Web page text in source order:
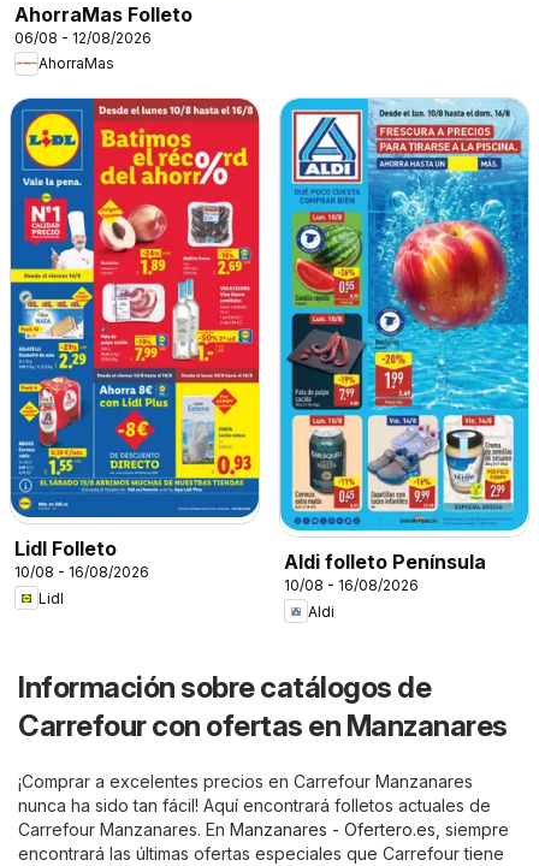
AhorraMas Folleto
06/08 - 12/08/2026
AhorraMas
Lidl Folleto
10/08 - 16/08/2026
Lidl
Aldi folleto Península
10/08 - 16/08/2026
Aldi
Información sobre catálogos de
Carrefour con ofertas en Manzanares
¡Comprar a excelentes precios en Carrefour Manzanares
nunca ha sido tan fácil! Aquí encontrará folletos actuales de
Carrefour Manzanares. En Manzanares - Ofertero.es , siempre
encontrará las últimas ofertas especiales que Carrefour tiene